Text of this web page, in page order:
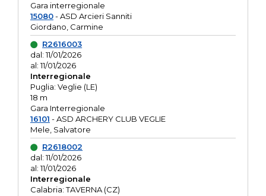
Gara interregionale
15080- ASD Arcieri Sanniti
Giordano, Carmine
R2616003
dal: 11/01/2026
al: 11/01/2026
Interregionale
Puglia: Veglie (LE)
18 m
Gara Interregionale
16101 - ASD ARCHERY CLUB VEGLIE
Mele, Salvatore
R2618002
dal: 11/01/2026
al: 11/01/2026
Interregionale
Calabria: TAVERNA (CZ)